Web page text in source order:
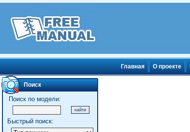
Главная О проекте
Поиск
Поиск по модели:
Быстрый поиск: